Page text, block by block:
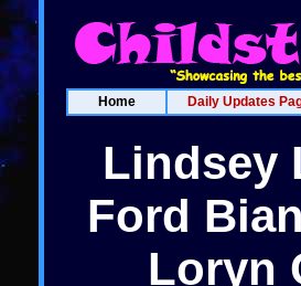
Home Daily Updates
Lindsey
Ford
Loryn